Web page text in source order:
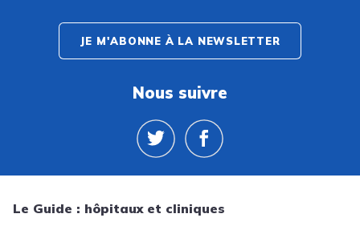
JE M'ABONNE À LA NEWSLETTER
Nous suivre
Le Guide : hôpitaux et cliniques